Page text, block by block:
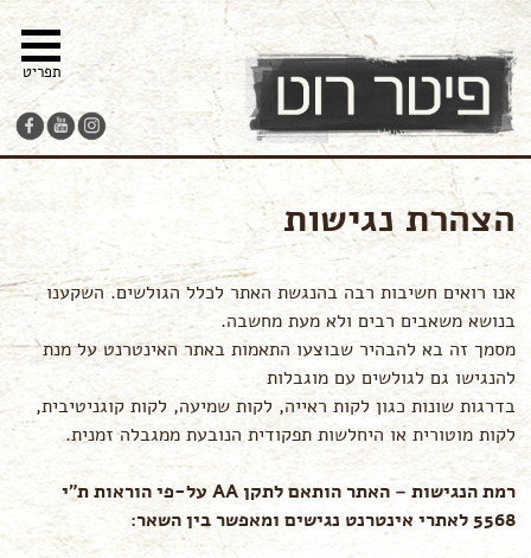
מפת
האתר
הצהרת
נגישות
עבור
לתוכן
צור-קשר
הצהרת נגישות
אנו רואים חשיבות רבה בהנגשת האתר לכלל הגולשים. השקענו
בנושא משאבים רבים ולא מעת מחשבה.
מסמך זה בא להבהיר שבוצעו התאמות באתר האינטרנט על מנת
להנגישו גם לגולשים עם מוגבלות
בדרגות שונות כגון לקות ראייה, לקות שמיעה, לקות קוגניטיבית,
לקות מוטורית או היחלשות תפקודית הנובעת ממגבלה זמנית.
רמת הנגישות – האתר הותאם לתקן AA על-פי הוראות ת”י
5568 לאתרי אינטרנט נגישים ומאפשר בין השאר:
תפריט